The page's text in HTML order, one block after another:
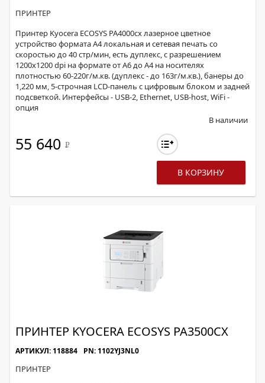
ПРИНТЕР
Принтер Kyocera ECOSYS PA4000cx лазерное цветное
устройство формата А4 локальная и сетевая печать со
скоростью до 40 стр/мин, есть дуплекс, с разрешением
1200х1200 dpi на формате от А6 до А4 на носителях
плотностью 60-220г/м.кв. (дуплекс - до 163г/м.кв.), банеры до
1,220 мм, 5-строчная LCD-панель с цифровым блоком и задней
подсветкой. Интерфейсы - USB-2, Ethernet, USB-host, WiFi -
опция
В наличии
55 640 Р
В КОРЗИНУ
ПРИНТЕР KYOCERA ECOSYS PA3500CX
АРТИКУЛ: 118884 PN: 1102YJ3NL0
ПРИНТЕР